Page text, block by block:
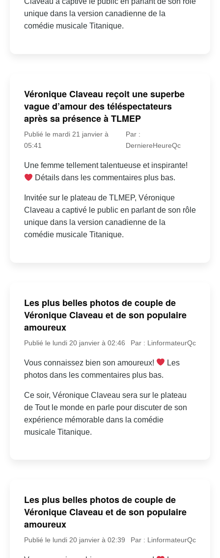
unique dans la version canadienne de la
comédie musicale Titanique.
Véronique Claveau reçoit une superbe
vague d’amour des téléspectateurs
après sa présence à TLMEP
Publié le mardi 21 janvier à
05:41
Par :
DerniereHeureQc
Une femme tellement talentueuse et inspirante!
Détails dans les commentaires plus bas.
Invitée sur le plateau de TLMEP, Véronique
Claveau a captivé le public en parlant de son rôle
unique dans la version canadienne de la
comédie musicale Titanique.
Les plus belles photos de couple de
Véronique Claveau et de son populaire
amoureux
Publié le lundi 20 janvier à 02:46 Par : LinformateurQc
Vous connaissez bien son amoureux!
Les
photos dans les commentaires plus bas.
Ce soir, Véronique Claveau sera sur le plateau
de Tout le monde en parle pour discuter de son
expérience mémorable dans la comédie
musicale Titanique.
Les plus belles photos de couple de
Véronique Claveau et de son populaire
amoureux
Publié le lundi 20 janvier à 02:39 Par : LinformateurQc